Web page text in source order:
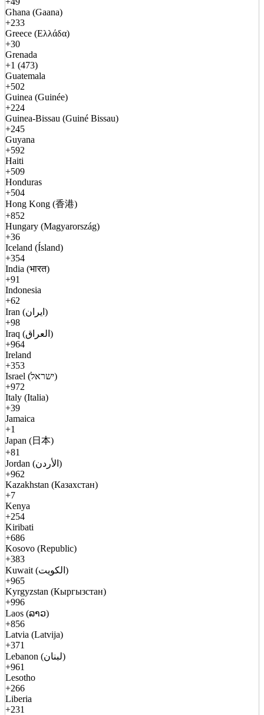
Ghana (Gaana)
+233
Greece (Ελλάδα)
+30
Grenada
+1 (473)
Guatemala
+502
Guinea (Guinée)
+224
Guinea-Bissau (Guiné Bissau)
+245
Guyana
+592
Haiti
+509
Honduras
+504
Hong Kong (香港)
+852
Hungary (Magyarország)
+36
Iceland (Ísland)
+354
India (भारत)
+91
Indonesia
+62
Iran (ایران)
+98
Iraq (العراق)
+964
Ireland
+353
Israel (ישראל)
+972
Italy (Italia)
+39
Jamaica
+1
Japan (日本)
+81
Jordan (الأردن)
+962
Kazakhstan (Казахстан)
+7
Kenya
+254
Kiribati
+686
Kosovo (Republic)
+383
Kuwait (الكويت)
+965
Kyrgyzstan (Кыргызстан)
+996
Laos (ລາວ)
+856
Latvia (Latvija)
+371
Lebanon (لبنان)
+961
Lesotho
+266
Liberia
+231